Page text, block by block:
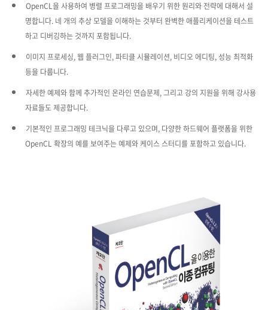
OpenCL을 사용하여 병렬 프로그래밍을 배우기 위한 원리와 전략에 대해서 설
명합니다. 네 개의 추상 모델을 이해하는 것부터 완벽한 애플리케이션을 테스트
하고 디버깅하는 것까지 포함됩니다.
이미지 프로세싱, 웹 플러그인, 파티클 시뮬레이션, 비디오 에디팅, 성능 최적화
등을 다룹니다.
자세한 예제와 함께 추가적인 온라인 연습문제, 그리고 강의 지원을 위해 강사용
자료들도 제공합니다.
기본적인 프로그래밍 테크닉을 다루고 있으며, 다양한 하드웨어 플랫폼을 위한
OpenCL 확장의 예를 보여주는 예제와 케이스 스터디를 포함하고 있습니다.